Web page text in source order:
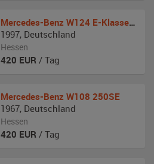
Mercedes-Benz W124 E-Klasse Cabriolet Final Edition
1997, Deutschland
Hessen
420 EUR / Tag
Mercedes-Benz W108 250SE
1967, Deutschland
Hessen
420 EUR / Tag